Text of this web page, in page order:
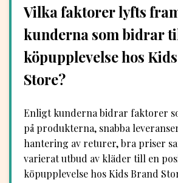
Vilka faktorer lyfts
kunderna som bidrar
köpupplevelse hos
Store?
Enligt kunderna bidrar faktorer
på produkterna, snabba
hantering av returer, bra priser
varierat utbud av kläder till en
köpupplevelse hos Kids Brand